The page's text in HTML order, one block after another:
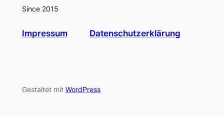
Since 2015
Impressum Datenschutzerklärung
Gestaltet mit WordPress